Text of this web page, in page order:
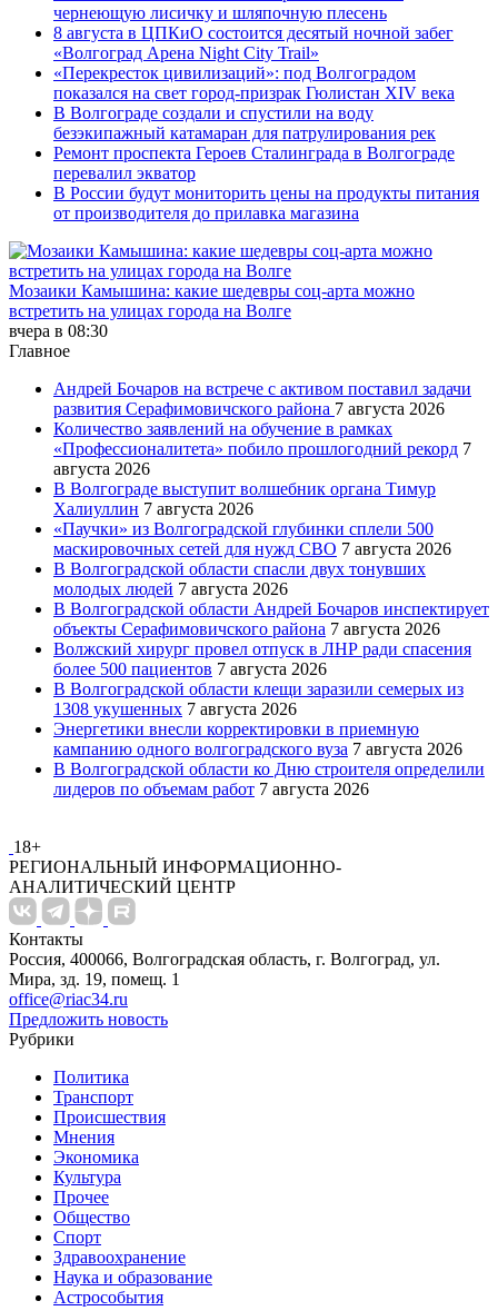
чернеющую лисичку и шляпочную плесень
8 августа в ЦПКиО состоится десятый ночной забег
«Волгоград Арена Night City Trail»
«Перекресток цивилизаций»: под Волгоградом
показался на свет город-призрак Гюлистан XIV века
В Волгограде создали и спустили на воду
безэкипажный катамаран для патрулирования рек
Ремонт проспекта Героев Сталинграда в Волгограде
перевалил экватор
В России будут мониторить цены на продукты питания
от производителя до прилавка магазина
Мозаики Камышина: какие шедевры соц-арта можно
встретить на улицах города на Волге
вчера в 08:30
Главное
Андрей Бочаров на встрече с активом поставил задачи
развития Серафимовичского района 7 августа 2026
Количество заявлений на обучение в рамках
«Профессионалитета» побило прошлогодний рекорд 7
августа 2026
В Волгограде выступит волшебник органа Тимур
Халиуллин 7 августа 2026
«Паучки» из Волгоградской глубинки сплели 500
маскировочных сетей для нужд СВО 7 августа 2026
В Волгоградской области спасли двух тонувших
молодых людей 7 августа 2026
В Волгоградской области Андрей Бочаров инспектирует
объекты Серафимовичского района 7 августа 2026
Волжский хирург провел отпуск в ЛНР ради спасения
более 500 пациентов 7 августа 2026
В Волгоградской области клещи заразили семерых из
1308 укушенных 7 августа 2026
Энергетики внесли корректировки в приемную
кампанию одного волгоградского вуза 7 августа 2026
В Волгоградской области ко Дню строителя определили
лидеров по объемам работ 7 августа 2026
18+
РЕГИОНАЛЬНЫЙ ИНФОРМАЦИОННО-
АНАЛИТИЧЕСКИЙ ЦЕНТР
Контакты
Россия, 400066, Волгоградская область, г. Волгоград, ул.
Мира, зд. 19, помещ. 1
office@riac34.ru
Предложить новость
Рубрики
Политика
Транспорт
Происшествия
Мнения
Экономика
Культура
Прочее
Общество
Спорт
Здравоохранение
Наука и образование
Астрособытия